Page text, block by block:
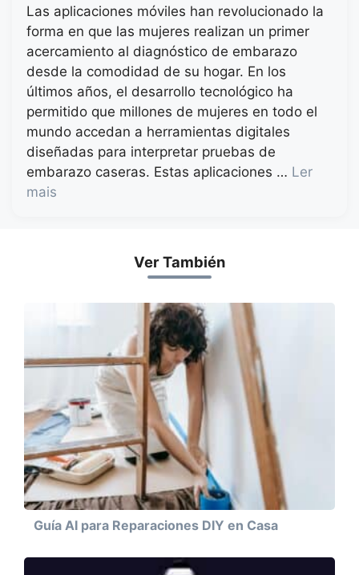
Las aplicaciones móviles han revolucionado la
forma en que las mujeres realizan un primer
acercamiento al diagnóstico de embarazo
desde la comodidad de su hogar. En los
últimos años, el desarrollo tecnológico ha
permitido que millones de mujeres en todo el
mundo accedan a herramientas digitales
diseñadas para interpretar pruebas de
embarazo caseras. Estas aplicaciones … Ler
mais
Ver También
Guía AI para Reparaciones DIY en Casa